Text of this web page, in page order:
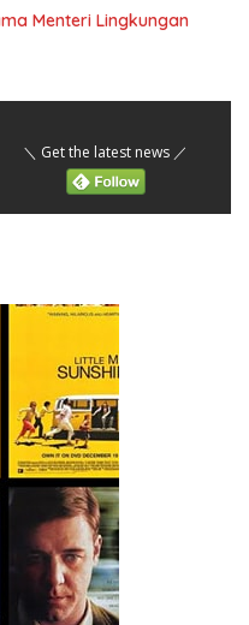
Menteri Lingkungan
＼ Get the latest news ／